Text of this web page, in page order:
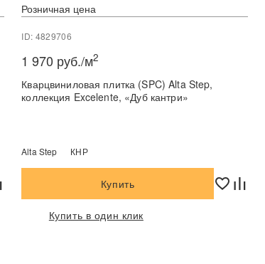
Розничная цена
ID: 4829706
1 970 руб./м2
Кварцвиниловая плитка (SPC) Alta Step,
коллекция Excelente, «Дуб кантри»
Alta Step КНР
Купить
Купить в один клик